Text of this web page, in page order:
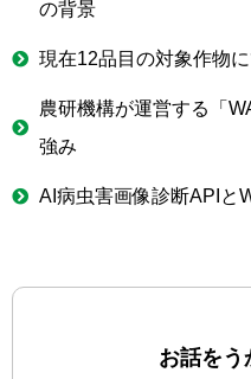
の背景​
現在12品目の対象作物
農研機構が運営する「
強み​
AI病虫害画像診断APIと
お話をう